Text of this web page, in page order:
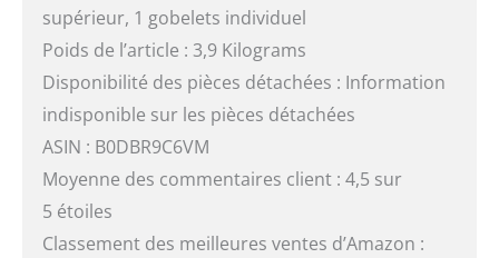
supérieur, 1 gobelets individuel
Poids de l’article : 3,9 Kilograms
Disponibilité des pièces détachées : Information
indisponible sur les pièces détachées
ASIN : B0DBR9C6VM
Moyenne des commentaires client : 4,5 sur
5 étoiles
Classement des meilleures ventes d’Amazon :